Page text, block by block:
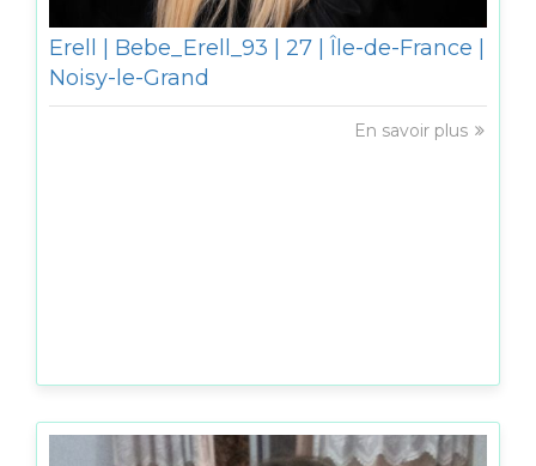
Erell | Bebe_Erell_93 | 27 | Île-de-France |
Noisy-le-Grand
En savoir plus